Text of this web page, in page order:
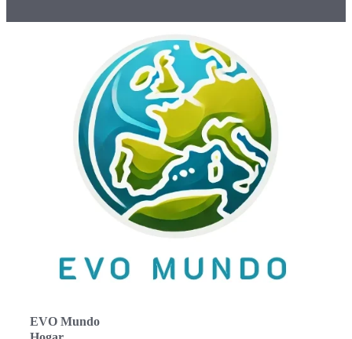
EVO Mundo